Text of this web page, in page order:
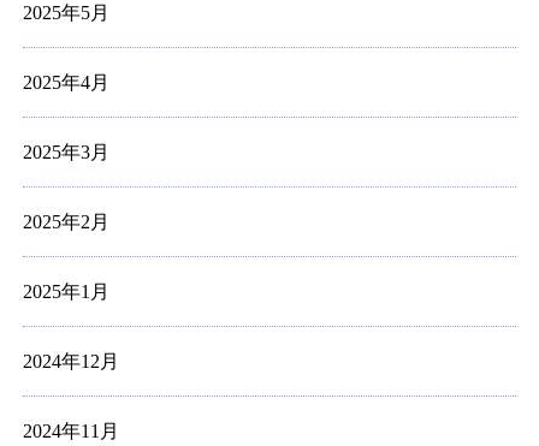
2025年5月
2025年4月
2025年3月
2025年2月
2025年1月
2024年12月
2024年11月